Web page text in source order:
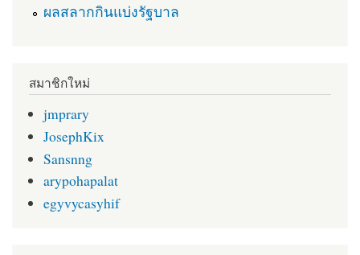
ผลสลากกินแบ่งรัฐบาล
สมาชิกใหม่
jmprary
JosephKix
Sansnng
arypohapalat
egyvycasyhif